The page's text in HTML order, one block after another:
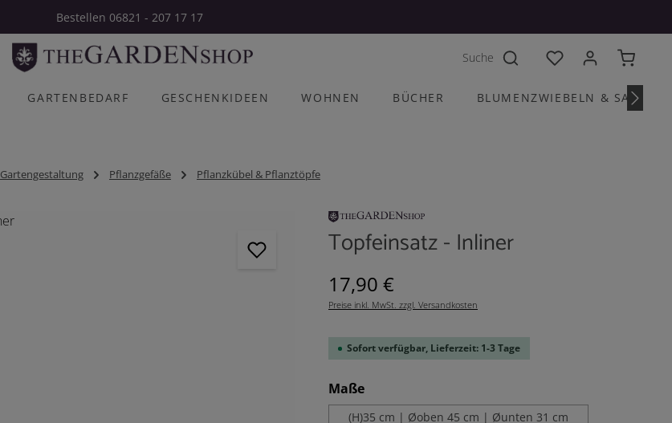
Bestellen 06821 - 207 17 17
Du hast 0 Produkte
GARTENBEDARF GESCHENKIDEEN WOHNEN BÜCHER BLUMENZWIEBELN &
Gartengestaltung Pflanzgefäße Pflanzkübel & Pflanztöpfe
Topfeinsatz - Inliner
Regulärer Preis:
17,90 €
Preise inkl. MwSt. zzgl. Versandkosten
Sofort verfügbar, Lieferzeit: 1-3 Tage
Maßeauswählen
(H)35 cm | Øoben 45 cm | Øunten 31 cm